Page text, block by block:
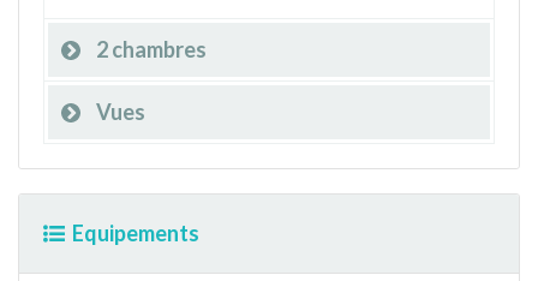
2 chambres
Vues
Equipements